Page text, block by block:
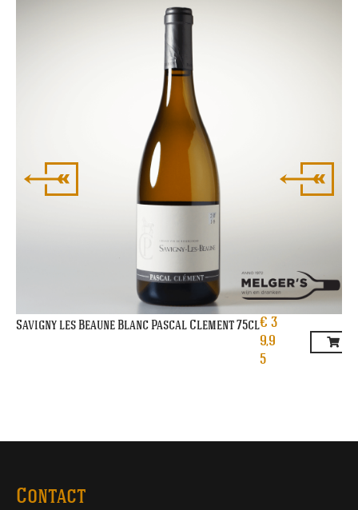
Savigny les Beaune Blanc Pascal Clement 75cl€ 3
9,9
5
Contact